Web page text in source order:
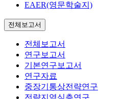
EAER(영문학술지)
전체보고서
전체보고서
연구보고서
기본연구보고서
연구자료
중장기통상전략연구